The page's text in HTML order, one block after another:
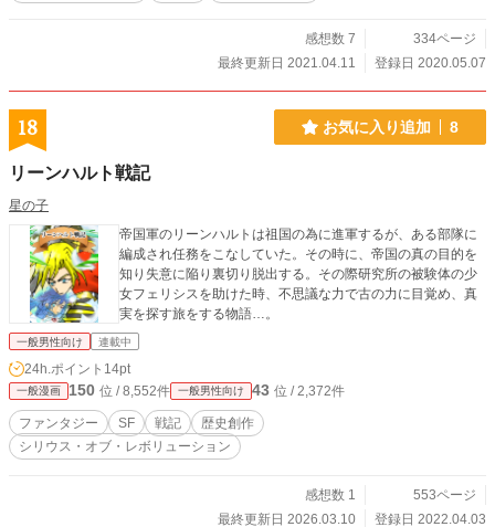
感想数 7
334ページ
最終更新日 2021.04.11
登録日 2020.05.07
18 お気に入り追加 8
リーンハルト戦記
星の子
帝国軍のリーンハルトは祖国の為に進軍するが、ある部隊に
編成され任務をこなしていた。その時に、帝国の真の目的を
知り失意に陥り裏切り脱出する。その際研究所の被験体の少
女フェリシスを助けた時、不思議な力で古の力に目覚め、真
実を探す旅をする物語…。
一般男性向け 連載中
24h.ポイント 14pt
一般漫画 150 位 / 8,552件 一般男性向け 43 位 / 2,372件
ファンタジー SF 戦記
歴史創作
シリウス・オブ・レボリューション
感想数 1
553ページ
最終更新日 2026.03.10
登録日 2022.04.03